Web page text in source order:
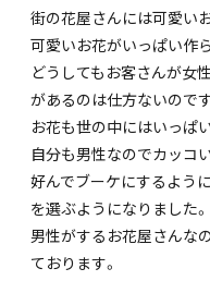
街の花屋さんには可愛い
可愛いお花がいっぱい作
どうしてもお客さんが女
があるのは仕方ないので
お花も世の中にはいっぱ
自分も男性なのでカッコ
好んでブーケにするよう
を選ぶようになりました。
男性がするお花屋さんな
ております。